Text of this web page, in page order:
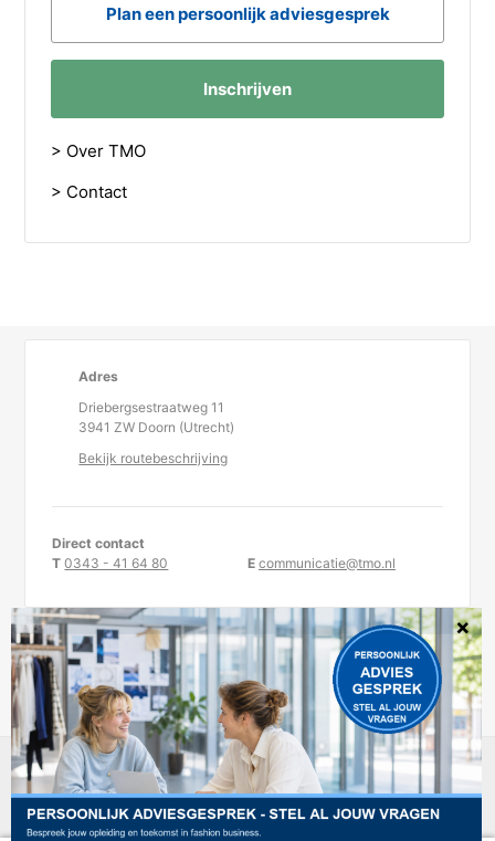
Plan een persoonlijk adviesgesprek
Inschrijven
> Over TMO
> Contact
Adres
Driebergsestraatweg 11
3941 ZW Doorn (Utrecht)
Bekijk routebeschrijving
Direct contact
T0343 - 41 64 80 E communicatie@tmo.nl
KvK-nummer 30234957
TMO is statutair gevestigd te Doorn.
DISCLAIMER PRIVACYREGELEMENT COOKIEBELEID